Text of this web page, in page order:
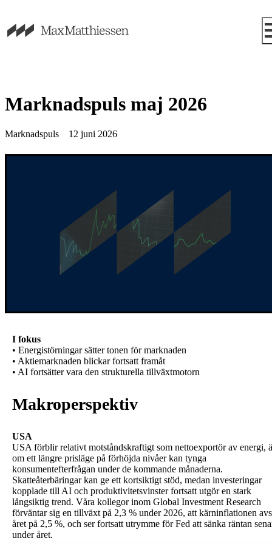
Marknadspuls maj 2026
Marknadspuls 12 juni 2026
I fokus
• Energistörningar sätter tonen för marknaden
• Aktiemarknaden blickar fortsatt framåt
• AI fortsätter vara den strukturella tillväxtmotorn
Makroperspektiv
USA
USA förblir relativt motståndskraftigt som nettoexportör av energi,
om ett längre prisläge på förhöjda nivåer kan tynga
konsumentefterfrågan under de kommande månaderna.
Skatteåterbäringar kan ge ett kortsiktigt stöd, medan investeringar
kopplade till AI och produktivitetsvinster fortsatt utgör en stark
långsiktig trend. Våra kollegor inom Global Investment Research
förväntar sig en tillväxt på 2,3 % under 2026, att kärninflationen
året på 2,5 %, och ser fortsatt utrymme för Fed att sänka räntan
under året.